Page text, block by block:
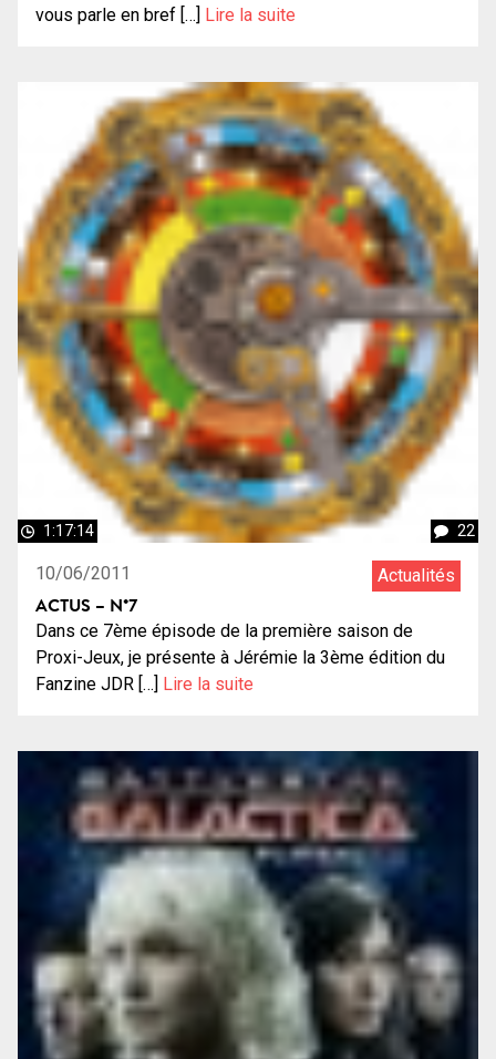
vous parle en bref […] Lire la suite
1:17:14 22
10/06/2011 Actualités
ACTUS – N°7
Dans ce 7ème épisode de la première saison de
Proxi-Jeux, je présente à Jérémie la 3ème édition du
Fanzine JDR […] Lire la suite